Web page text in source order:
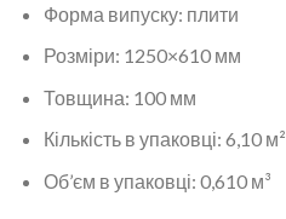
Форма випуску: плити
Розміри: 1250×610 мм
Товщина: 100 мм
Кількість в упаковці: 6,10 м²
Об’єм в упаковці: 0,610 м³